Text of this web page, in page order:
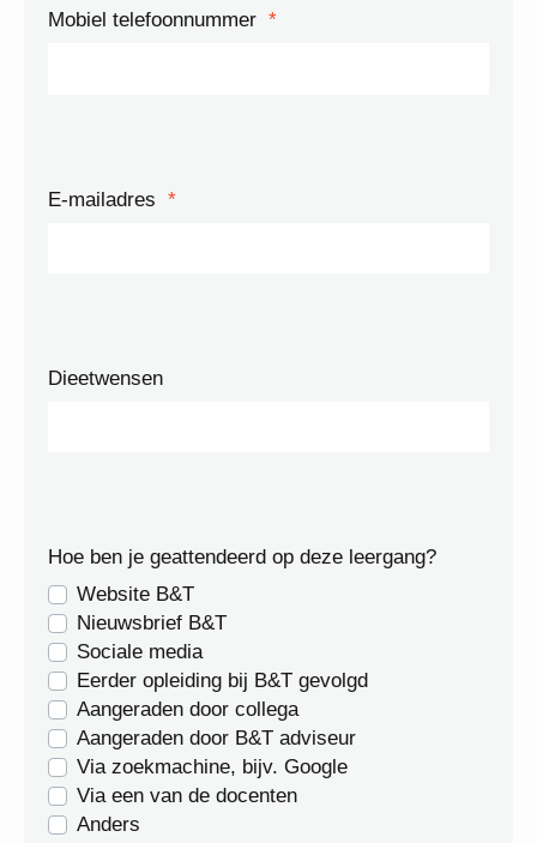
Mobiel telefoonnummer *
E-mailadres *
Dieetwensen
Hoe ben je geattendeerd op deze leergang?
Website B&T
Nieuwsbrief B&T
Sociale media
Eerder opleiding bij B&T gevolgd
Aangeraden door collega
Aangeraden door B&T adviseur
Via zoekmachine, bijv. Google
Via een van de docenten
Anders